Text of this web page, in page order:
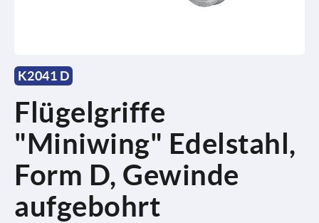
K2041 D
Flügelgriffe
"Miniwing" Edelstahl,
Form D, Gewinde
aufgebohrt